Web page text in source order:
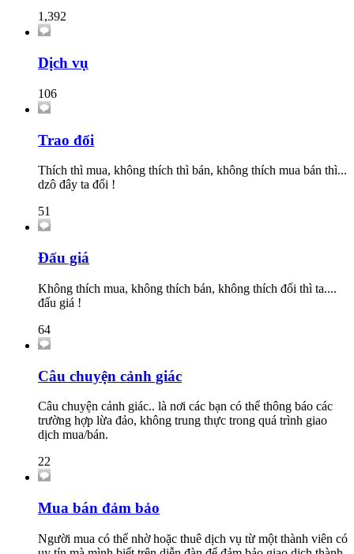
1,392
Dịch vụ
106
Trao đổi
Thích thì mua, không thích thì bán, không thích mua bán thì...
dzô đây ta đổi !
51
Đấu giá
Không thích mua, không thích bán, không thích đổi thì ta....
đấu giá !
64
Câu chuyện cảnh giác
Câu chuyện cảnh giác.. là nơi các bạn có thể thông báo các
trường hợp lừa đảo, không trung thực trong quá trình giao
dịch mua/bán.
22
Mua bán đảm bảo
Người mua có thể nhờ hoặc thuê dịch vụ từ một thành viên có